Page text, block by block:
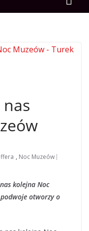
, Noc Muzeów
kolejna Noc
otworzy o